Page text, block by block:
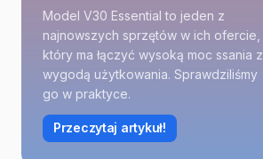
Model V30 Essential to jeden z
najnowszych sprzętów w ich ofercie,
który ma łączyć wysoką moc ssania z
wygodą użytkowania. Sprawdziliśmy
go w praktyce.
Przeczytaj artykuł!